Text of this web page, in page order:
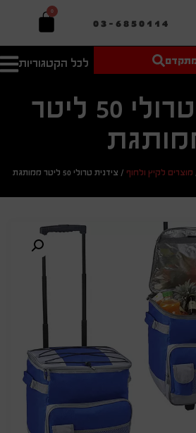
03-6850114
0
לכל הקטגוריות מחיר מיני'
אישית
צידנית טרולי 50 ליטר
מוצרים לקיץ ולחוף/ צידנית טרולי 50 ליטר ממותגת